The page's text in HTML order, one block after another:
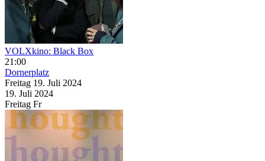
VOLXkino: Black Box
21:00
Dornerplatz
Freitag 19. Juli 2024
19. Juli 2024
Freitag Fr